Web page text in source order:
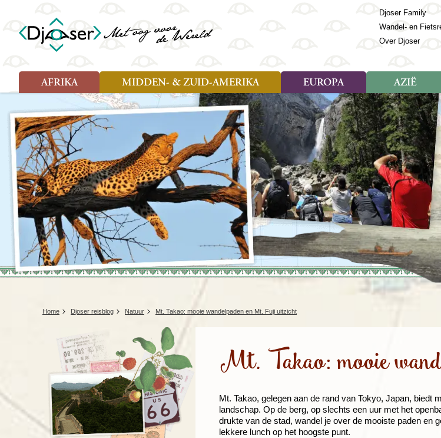
Djoser Family
Wandel- en
Over Djoser
AFRIKA
Rondreis (26)
Familiereis (10)
Fietsreis (2)
Wandelreis (1)
Cultuur (3)
Natuur (6)
Nieuwe reizen
Voodoo in Benin en Togo, 16
dagen
Landen
Botswana
Egypte
Ghana
Kaapverdië
Madagaskar
Malawi
Marokko
Mauritius
Mozambique
Namibië
Oeganda
Sao Tomé en Principe
Swaziland
Tanzania
Togo
Zambia
Zanzibar
Zimbabwe
Zuid-Afrika
MIDDEN- & ZUID-AMERIKA
Soort reizen
Familiereis (11)
Fietsreis (1)
Cultuur (9)
Natuur (13)
Landen
Amazone
Argentinië
Belize
Bolivia
Brazilië
Chili
Colombia
Costa Rica
Cuba
Ecuador
El Salvador
(Frans) Guyana
Galapagos
Guatemala
Honduras
Mexico
Nicaragua
Paaseiland
Paraguay
Peru
Suriname
EUROPA
Soort reizen
Rondreis (28)
Familiereis (11)
Fietsreis (8)
Wandelreis (23)
Cultuur (12)
Natuur (3)
Landen
Albanië
Andorra
Armenië
Azoren
Balkan
Baltische
Bosnië
Bulgarije
Engeland
Estland
Finland
Frankrijk
AZIË
Soort reizen
Rondreis (57)
Familiereis (22)
Fietsreis (3)
Cultuur (28)
Natuur (16)
Nieuwe reizen
Rondreis China &
dagen
Rondreis Sulawesi
Molukken, 22
Home Djoser reisblog Natuur Mt. Takao: mooie wandelpaden en Mt. Fuji uitzicht
Mt. Takao: mooie
Mt. Takao, gelegen aan de rand van Tokyo, Japan, biedt
landschap. Op de berg, op slechts een uur met het
drukte van de stad, wandel je over de mooiste paden en
lekkere lunch op het hoogste punt.